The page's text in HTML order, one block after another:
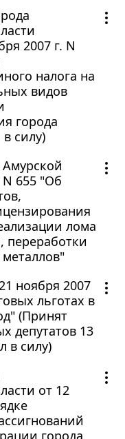
2007 г. N
налога на
видов
города
силу)
Амурской
N 655 "Об
лома
переработки
ноября 2007
льготах в
(Принят
депутатов 13
в силу)
от 12
города